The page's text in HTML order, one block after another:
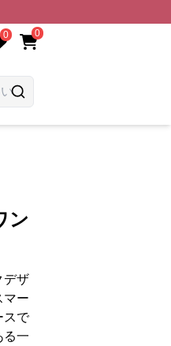
0 0
ン
デザ
マー
スで
る一